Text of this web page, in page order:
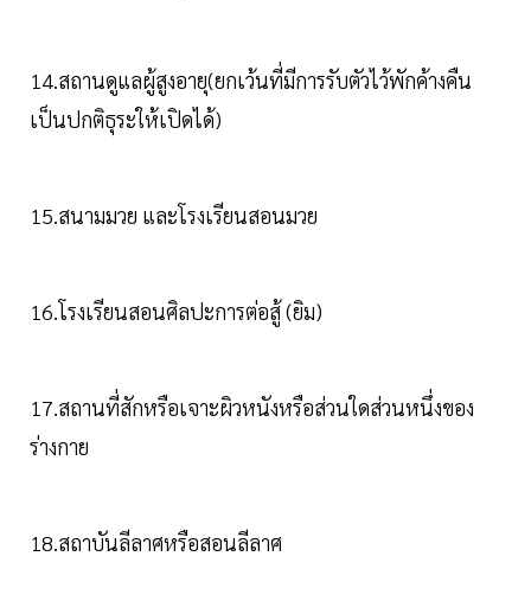
14.สถานดูแลผู้สูงอายุ(ยกเว้นที่มีการรับตัวไว้พักค้างคืน
เป็นปกติธุระให้เปิดได้)
15.สนามมวย และโรงเรียนสอนมวย
16.โรงเรียนสอนศิลปะการต่อสู้ (ยิม)
17.สถานที่สักหรือเจาะผิวหนังหรือส่วนใดส่วนหนึ่งของ
ร่างกาย
18.สถาบันลีลาศหรือสอนลีลาศ